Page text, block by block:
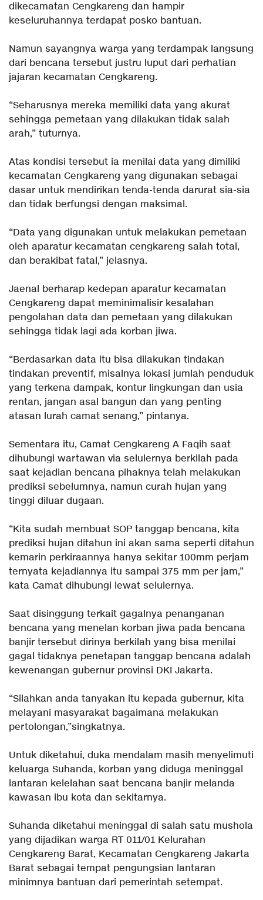
dikecamatan Cengkareng dan hampir
keseluruhannya terdapat posko bantuan.
Namun sayangnya warga yang terdampak langsung
dari bencana tersebut justru luput dari perhatian
jajaran kecamatan Cengkareng.
“Seharusnya mereka memiliki data yang akurat
sehingga pemetaan yang dilakukan tidak salah
arah,” tuturnya.
Atas kondisi tersebut ia menilai data yang dimiliki
kecamatan Cengkareng yang digunakan sebagai
dasar untuk mendirikan tenda-tenda darurat sia-sia
dan tidak berfungsi dengan maksimal.
“Data yang digunakan untuk melakukan pemetaan
oleh aparatur kecamatan cengkareng salah total,
dan berakibat fatal,” jelasnya.
Jaenal berharap kedepan aparatur kecamatan
Cengkareng dapat meminimalisir kesalahan
pengolahan data dan pemetaan yang dilakukan
sehingga tidak lagi ada korban jiwa.
“Berdasarkan data itu bisa dilakukan tindakan
tindakan preventif, misalnya lokasi jumlah penduduk
yang terkena dampak, kontur lingkungan dan usia
rentan, jangan asal bangun dan yang penting
atasan lurah camat senang,” pintanya.
Sementara itu, Camat Cengkareng A Faqih saat
dihubungi wartawan via selulernya berkilah pada
saat kejadian bencana pihaknya telah melakukan
prediksi sebelumnya, namun curah hujan yang
tinggi diluar dugaan.
“Kita sudah membuat SOP tanggap bencana, kita
prediksi hujan ditahun ini akan sama seperti ditahun
kemarin perkiraannya hanya sekitar 100mm perjam
ternyata kejadiannya itu sampai 375 mm per jam,”
kata Camat dihubungi lewat selulernya.
Saat disinggung terkait gagalnya penanganan
bencana yang menelan korban jiwa pada bencana
banjir tersebut dirinya berkilah yang bisa menilai
gagal tidaknya penetapan tanggap bencana adalah
kewenangan gubernur provinsi DKI Jakarta.
“Silahkan anda tanyakan itu kepada gubernur, kita
melayani masyarakat bagaimana melakukan
pertolongan,”singkatnya.
Untuk diketahui, duka mendalam masih menyelimuti
keluarga Suhanda, korban yang diduga meninggal
lantaran kelelahan saat bencana banjir melanda
kawasan ibu kota dan sekitarnya.
Suhanda diketahui meninggal di salah satu mushola
yang dijadikan warga RT 011/01 Kelurahan
Cengkareng Barat, Kecamatan Cengkareng Jakarta
Barat sebagai tempat pengungsian lantaran
minimnya bantuan dari pemerintah setempat.